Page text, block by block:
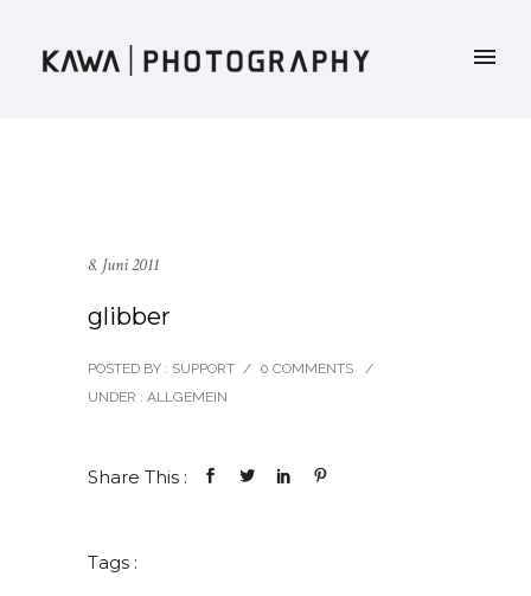
8. Juni 2011
glibber
POSTED BY : SUPPORT / 0 COMMENTS
/
UNDER : ALLGEMEIN
Share This :
Tags :